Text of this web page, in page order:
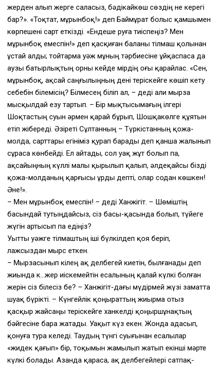
жерден алып жерге саласыз, бәдікайкөш сөздің не керегі
бар?». «Тоқтат, мұрынбоқ!» деп Баймұрат болыс қамшымен
көрпешені сарт еткізді. «Ендеше руға тиіспеңіз? Мен
мұрынбоқ емеспін!» деп қасқиған баланы тілмаш қолынан
ұстай алды; тойтарма уәж мұның тәрбиесіне ұйқаспаса да
аузы батырлықтың орны кейде мірдің оғы қарайлас. «Сен,
мұрынбоқ, ақсай саңғылыңның дені теріскейге көшіп кету
себебін білемісің? Білмесең біліп ал, – деді Қали мырза
мысқылдай езу тартып. – Бір мықтысымағың ілгері
Шоқтастың суын әрмен қарай бұрып, Шошқакөлге құятын
етіп жібереді. Әзіреті Сұлтанның – Түркістанның қожа-
молда, сарттары егініміз қурап барады деп қанша жалынып
сұраса көнбейді. Ел айтады, сол уақ жұт болып па,
ақсайыңның күллі малы қырылып қалып, әлдеқайсы бізді
қожа-молданың қарғысы ұрды депті, олар содан көшкен!
Әне!».
– Мен мұрынбоқ емеспін! – деді Ханжігіт. – Шөміштің
басындай тутыңдайсыз, сіз басы-қасында болып, түйеге
жүгін артысып па едіңіз?
Уытты уәжге тілмаштың іші бүлкілдеп қоя беріп,
лажсыздан мырс еткен.
– Мырзасынып кілең ақ делбегей киетін, былғанады деп
жиында к…жер иіскемейтін есалының қалай күлкі болған
жерін сіз білесіз бе? – Ханжігіт-дағы мүдірмей жүзі заматта
шуақ бүрікті. – Күнгейлік қоңыраттың жиырма отыз
қасқыр жайсаңы теріскейге ханкелді қоңыршұнақтың
бәйгесіне бара жатады. Уақыт күз екен. Жонда адасып,
қонуға тура келеді. Таудың түнгі суығынан есалылар
«жидек қағып» бір, тоқымын жамылып жатып екінші мәрте
күлкі болады. Азанда қараса, ақ делбегейлері сатпақ-